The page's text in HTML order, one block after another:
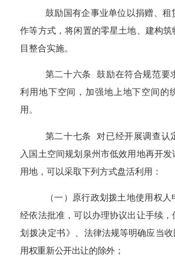
鼓励国有企事业单位以捐赠、租
作等方式，将闲置的零星土地、建构
目整合实施。
第二十六条 鼓励在符合规范要
利用地下空间，加强地上地下空间的
用。
第二十七条 对已经开展调查认
入国土空间规划泉州市低效用地再开
用地，可以采取下列方式盘活利用：
（一）原行政划拨土地使用权人
经依法批准，可以办理协议出让手续
划拨决定书》、法律法规等明确应当
用权重新公开出让的除外；